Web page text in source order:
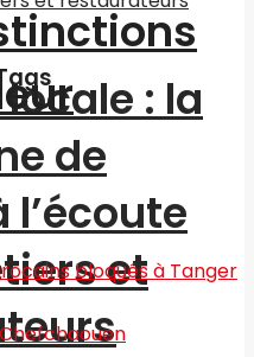
: la
de
l’écoute
et